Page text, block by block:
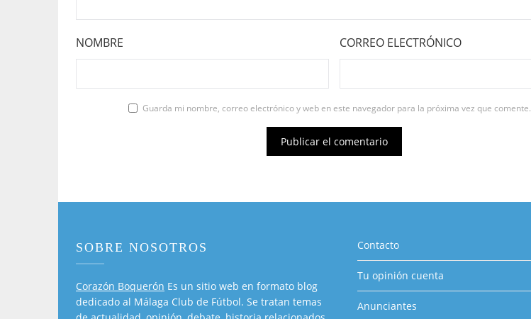
NOMBRE CORREO ELECTRÓNICO
Guarda mi nombre, correo electrónico y web en este navegador para la próxima vez que comente.
SOBRE NOSOTROS
Corazón Boquerón Es un sitio web en formato blog
dedicado al Málaga Club de Fútbol. Se tratan temas
Contacto
Tu opinión cuenta
Anunciantes